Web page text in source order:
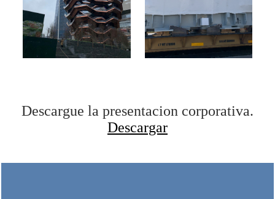
Descargue la presentacion corporativa.
Descargar